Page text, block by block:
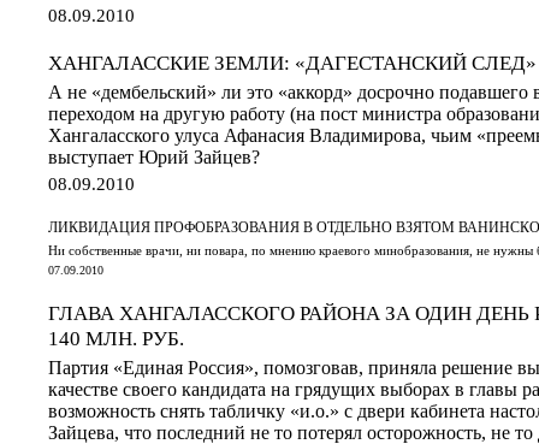
08.09.2010
ХАНГАЛАССКИЕ ЗЕМЛИ: «ДАГЕСТАНСКИЙ СЛЕД»
А не «дембельский» ли это «аккорд» досрочно подавшего
переходом на другую работу (на пост министра
Хангаласского улуса Афанасия Владимирова, чьим
выступает Юрий Зайцев?
08.09.2010
ЛИКВИДАЦИЯ ПРОФОБРАЗОВАНИЯ В ОТДЕЛЬНО ВЗЯТОМ
Ни собственные врачи, ни повара, по мнению краевого минобразования, не нужны
07.09.2010
ГЛАВА ХАНГАЛАССКОГО РАЙОНА ЗА ОДИН ДЕНЬ
140 МЛН. РУБ.
Партия «Единая Россия», помозговав, приняла решение
качестве своего кандидата на грядущих выборах в главы
возможность снять табличку «и.о.» с двери кабинета
Зайцева, что последний не то потерял осторожность, не